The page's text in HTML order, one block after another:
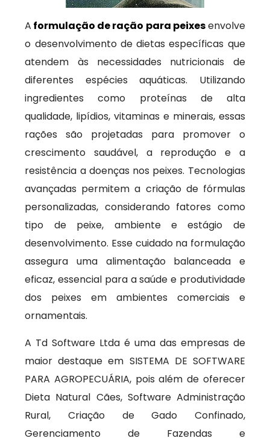
A formulação de ração para peixesenvolve
o desenvolvimento de dietas específicas que
atendem às necessidades nutricionais de
diferentes espécies aquáticas. Utilizando
ingredientes como proteínas de alta
qualidade, lipídios, vitaminas e minerais, essas
rações são projetadas para promover o
crescimento saudável, a reprodução e a
resistência a doenças nos peixes. Tecnologias
avançadas permitem a criação de fórmulas
personalizadas, considerando fatores como
tipo de peixe, ambiente e estágio de
desenvolvimento. Esse cuidado na formulação
assegura uma alimentação balanceada e
eficaz, essencial para a saúde e produtividade
dos peixes em ambientes comerciais e
ornamentais.
A Td Software Ltda é uma das empresas de
maior destaque em SISTEMA DE SOFTWARE
PARA AGROPECUÁRIA, pois além de oferecer
Dieta Natural Cães, Software Administração
Rural, Criação de Gado Confinado,
Gerenciamento de Fazendas e